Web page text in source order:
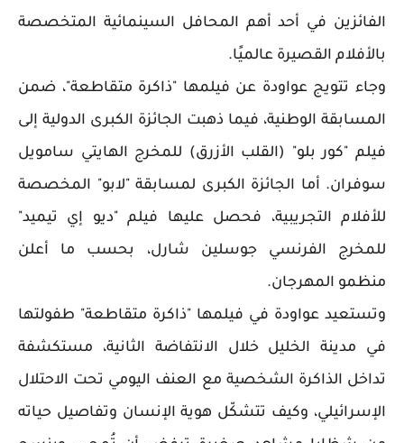
الفائزين في أحد أهم المحافل السينمائية المتخصصة
بالأفلام القصيرة عالميًا.
وجاء تتويج عواودة عن فيلمها "ذاكرة متقاطعة"، ضمن
المسابقة الوطنية، فيما ذهبت الجائزة الكبرى الدولية إلى
فيلم "كور بلو" (القلب الأزرق) للمخرج الهايتي سامويل
سوفران. أما الجائزة الكبرى لمسابقة "لابو" المخصصة
للأفلام التجريبية، فحصل عليها فيلم "ديو إي تيميد"
للمخرج الفرنسي جوسلين شارل، بحسب ما أعلن
منظمو المهرجان.
وتستعيد عواودة في فيلمها "ذاكرة متقاطعة" طفولتها
في مدينة الخليل خلال الانتفاضة الثانية، مستكشفة
تداخل الذاكرة الشخصية مع العنف اليومي تحت الاحتلال
الإسرائيلي، وكيف تتشكّل هوية الإنسان وتفاصيل حياته